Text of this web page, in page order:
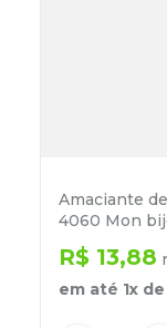
Amaciante
4060 Mon
R$ 13,88
em até 1x de